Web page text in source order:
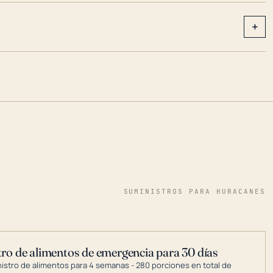
+
SUMINISTROS PARA HURACANES
de alimentos de emergencia para 30 días
de alimentos para 4 semanas - 280 porciones en total de